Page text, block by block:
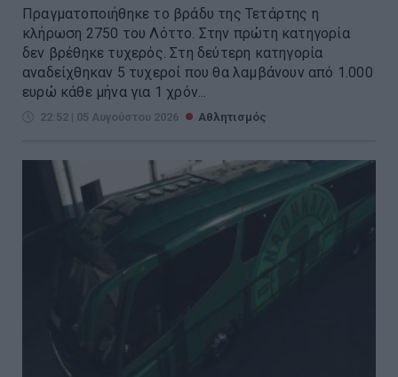
Πραγματοποιήθηκε το βράδυ της Τετάρτης η
κλήρωση 2750 του Λόττο. Στην πρώτη κατηγορία
δεν βρέθηκε τυχερός. Στη δεύτερη κατηγορία
αναδείχθηκαν 5 τυχεροί που θα λαμβάνουν από 1.000
ευρώ κάθε μήνα για 1 χρόν...
22:52 | 05 Αυγούστου 2026 Αθλητισμός